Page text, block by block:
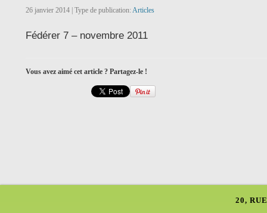
26 janvier 2014 | Type de publication: Articles
Fédérer 7 – novembre 2011
Vous avez aimé cet article ? Partagez-le !
20,